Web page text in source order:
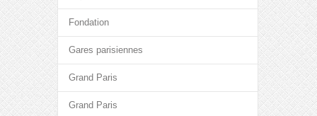
Fondation
Gares parisiennes
Grand Paris
Grand Paris